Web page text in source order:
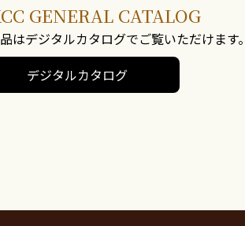
GENERAL CATALOG
はデジタルカタログでご覧いただけます
デジタルカタログ